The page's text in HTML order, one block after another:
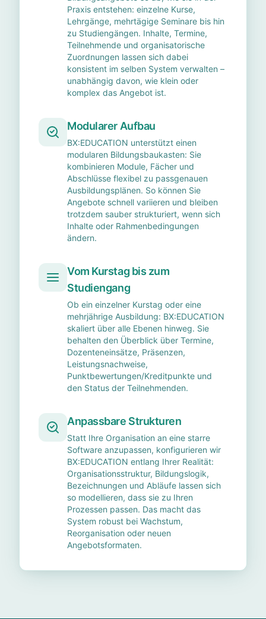
Praxis entstehen: einzelne Kurse,
Lehrgänge, mehrtägige Seminare bis hin
zu Studiengängen. Inhalte, Termine,
Teilnehmende und organisatorische
Zuordnungen lassen sich dabei
konsistent im selben System verwalten –
unabhängig davon, wie klein oder
komplex das Angebot ist.
Modularer Aufbau
BX:EDUCATION unterstützt einen
modularen Bildungsbaukasten: Sie
kombinieren Module, Fächer und
Abschlüsse flexibel zu passgenauen
Ausbildungsplänen. So können Sie
Angebote schnell variieren und bleiben
trotzdem sauber strukturiert, wenn sich
Inhalte oder Rahmenbedingungen
ändern.
Vom Kurstag bis zum
Studiengang
Ob ein einzelner Kurstag oder eine
mehrjährige Ausbildung: BX:EDUCATION
skaliert über alle Ebenen hinweg. Sie
behalten den Überblick über Termine,
Dozenteneinsätze, Präsenzen,
Leistungsnachweise,
Punktbewertungen/Kreditpunkte und
den Status der Teilnehmenden.
Anpassbare Strukturen
Statt Ihre Organisation an eine starre
Software anzupassen, konfigurieren wir
BX:EDUCATION entlang Ihrer Realität:
Organisationsstruktur, Bildungslogik,
Bezeichnungen und Abläufe lassen sich
so modellieren, dass sie zu Ihren
Prozessen passen. Das macht das
System robust bei Wachstum,
Reorganisation oder neuen
Angebotsformaten.